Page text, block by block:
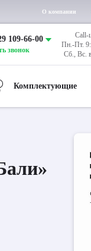
О компании
109-66-00
звонок
Call-
Пн.-Пт.
Сб., Вс.
Комплектующие